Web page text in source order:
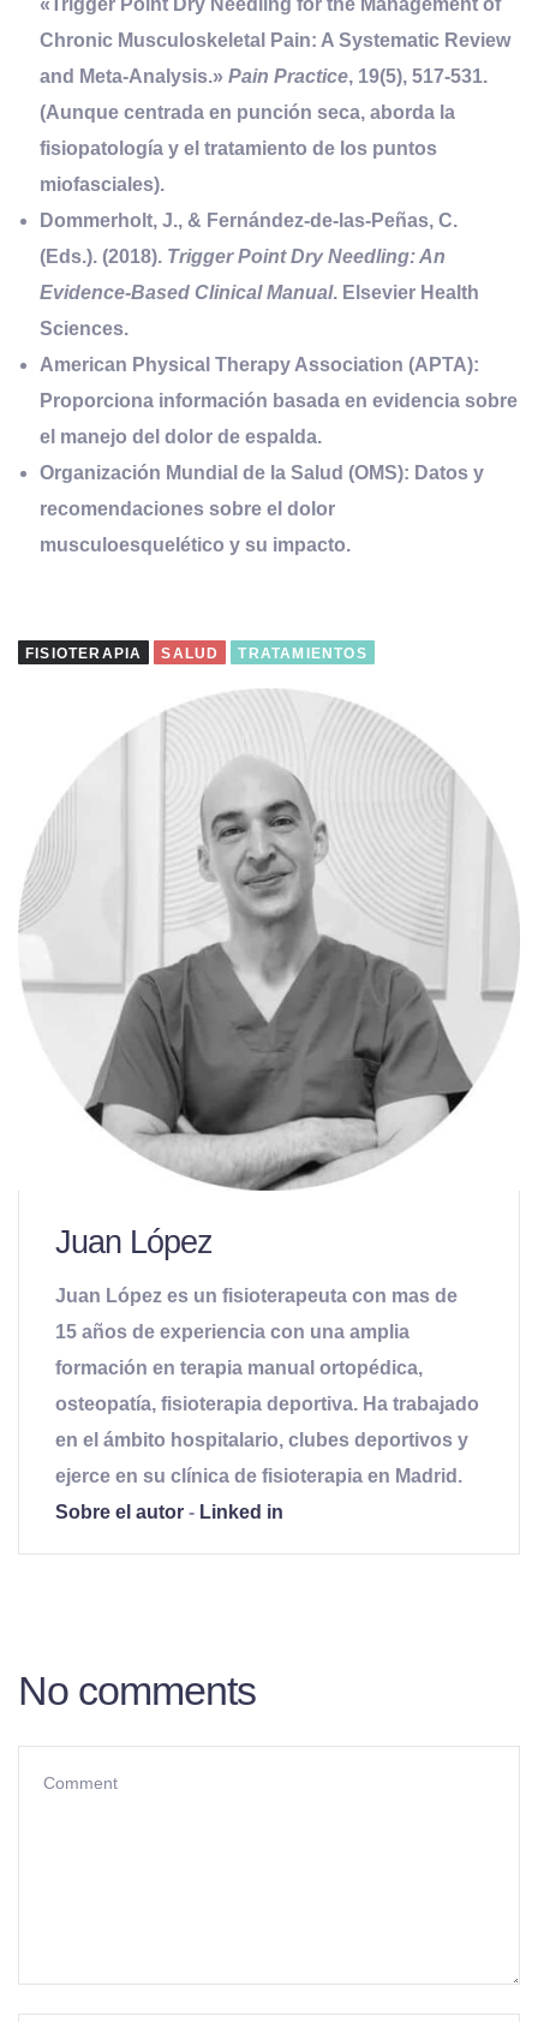
«Trigger Point Dry Needling for the Management of
Chronic Musculoskeletal Pain: A Systematic Review
and Meta-Analysis.»Pain Practice, 19(5), 517-531.
(Aunque centrada en punción seca, aborda la
fisiopatología y el tratamiento de los puntos
miofasciales).
Dommerholt, J., & Fernández-de-las-Peñas, C.
(Eds.). (2018). Trigger Point Dry Needling: An
Evidence-Based Clinical Manual. Elsevier Health
Sciences.
American Physical Therapy Association (APTA):
Proporciona información basada en evidencia sobre
el manejo del dolor de espalda.
Organización Mundial de la Salud (OMS): Datos y
recomendaciones sobre el dolor
musculoesquelético y su impacto.
FISIOTERAPIA SALUD TRATAMIENTOS
Juan López
Juan López es un fisioterapeuta con mas de
15 años de experiencia con una amplia
formación en terapia manual ortopédica,
osteopatía, fisioterapia deportiva. Ha trabajado
en el ámbito hospitalario, clubes deportivos y
ejerce en su clínica de fisioterapia en Madrid.
Sobre el autor - Linked in
No comments